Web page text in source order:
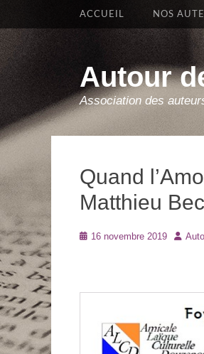
Autour
Association des
Premier Menu
Aller
ACCUEIL NOS
Quand
Matthieu
Posté16 novembre 2019 Auteur